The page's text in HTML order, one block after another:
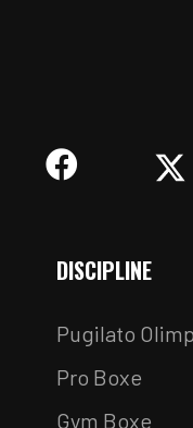
DISCIPLINE
Pugilato
Pro Boxe
Gym Boxe